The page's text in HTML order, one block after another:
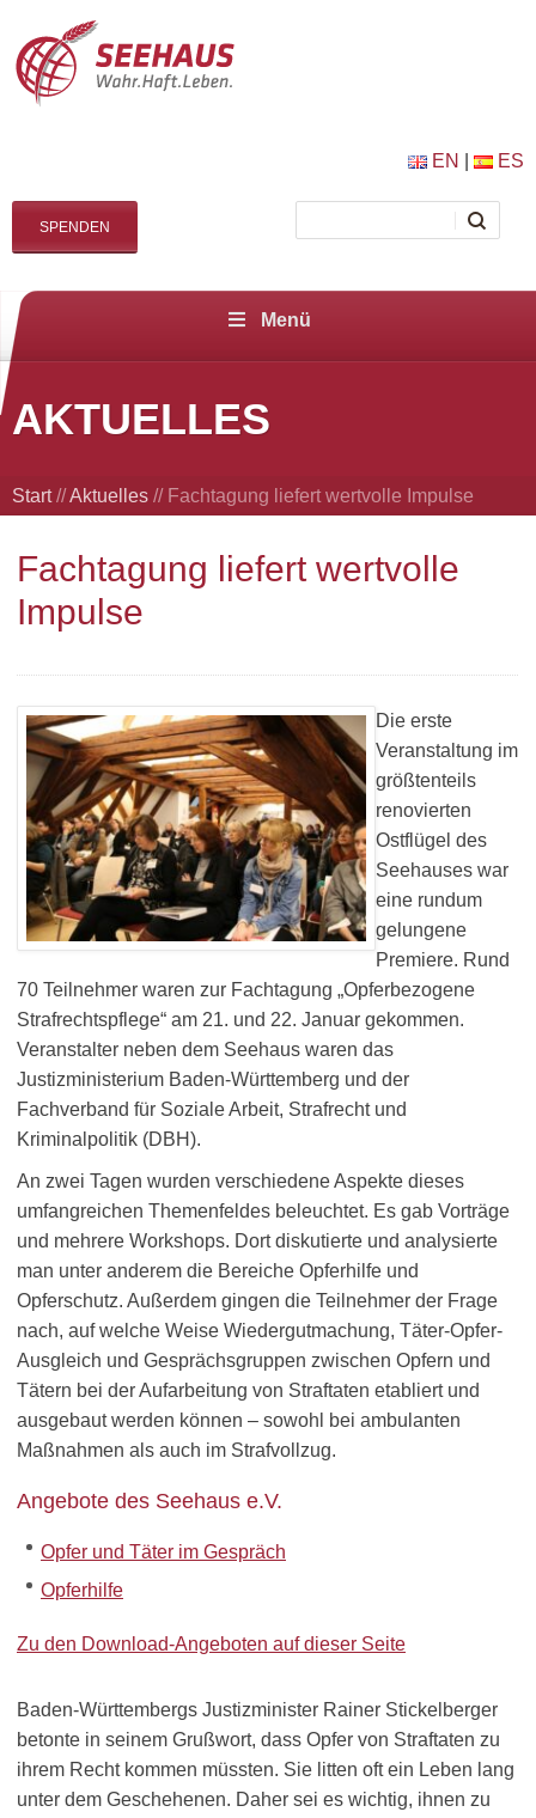
EN ES
SPENDEN
Menü
AKTUELLES
Start//Aktuelles // Fachtagung liefert wertvolle Impulse
Fachtagung liefert wertvolle
Impulse
Die erste
Veranstaltung im
größtenteils
renovierten
Ostflügel des
Seehauses war
eine rundum
gelungene
Premiere. Rund
70 Teilnehmer waren zur Fachtagung „Opferbezogene
Strafrechtspflege“ am 21. und 22. Januar gekommen.
Veranstalter neben dem Seehaus waren das
Justizministerium Baden-Württemberg und der
Fachverband für Soziale Arbeit, Strafrecht und
Kriminalpolitik (DBH).
An zwei Tagen wurden verschiedene Aspekte dieses
umfangreichen Themenfeldes beleuchtet. Es gab Vorträge
und mehrere Workshops. Dort diskutierte und analysierte
man unter anderem die Bereiche Opferhilfe und
Opferschutz. Außerdem gingen die Teilnehmer der Frage
nach, auf welche Weise Wiedergutmachung, Täter-Opfer-
Ausgleich und Gesprächsgruppen zwischen Opfern und
Tätern bei der Aufarbeitung von Straftaten etabliert und
ausgebaut werden können – sowohl bei ambulanten
Maßnahmen als auch im Strafvollzug.
Angebote des Seehaus e.V.
Opfer und Täter im Gespräch
Opferhilfe
Zu den Download-Angeboten auf dieser Seite
Baden-Württembergs Justizminister Rainer Stickelberger
betonte in seinem Grußwort, dass Opfer von Straftaten zu
ihrem Recht kommen müssten. Sie litten oft ein Leben lang
unter dem Geschehenen. Daher sei es wichtig, ihnen zu